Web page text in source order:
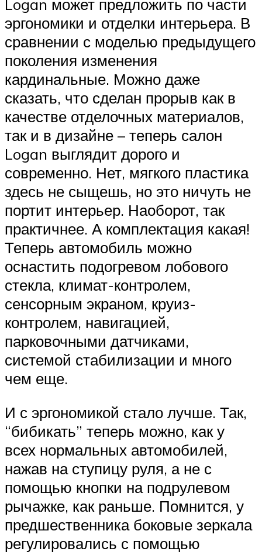
Logan может предложить по части
эргономики и отделки интерьера. В
сравнении с моделью предыдущего
поколения изменения
кардинальные. Можно даже
сказать, что сделан прорыв как в
качестве отделочных материалов,
так и в дизайне – теперь салон
Logan выглядит дорого и
современно. Нет, мягкого пластика
здесь не сыщешь, но это ничуть не
портит интерьер. Наоборот, так
практичнее. А комплектация какая!
Теперь автомобиль можно
оснастить подогревом лобового
стекла, климат-контролем,
сенсорным экраном, круиз-
контролем, навигацией,
парковочными датчиками,
системой стабилизации и много
чем еще.
И с эргономикой стало лучше. Так,
“бибикать” теперь можно, как у
всех нормальных автомобилей,
нажав на ступицу руля, а не с
помощью кнопки на подрулевом
рычажке, как раньше. Помнится, у
предшественника боковые зеркала
регулировались с помощью